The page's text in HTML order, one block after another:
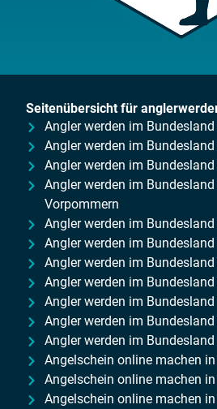
Seitenübersicht für
Angler werden im Bundesland
Angler werden im
Angler werden im
Angler werden im
Vorpommern
Angler werden im
Angler werden im
Angler werden im
Angler werden im
Angler werden im
Angler werden im
Angler werden im Bundesland
Angelschein online machen
Angelschein online machen
Angelschein online machen